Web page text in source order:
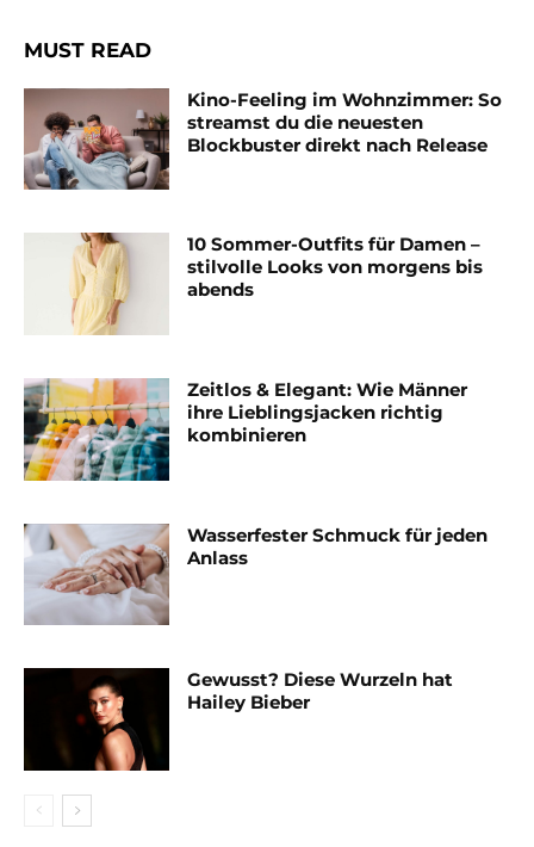
MUST READ
Kino-Feeling im Wohnzimmer: So
streamst du die neuesten
Blockbuster direkt nach Release
10 Sommer-Outfits für Damen –
stilvolle Looks von morgens bis
abends
Zeitlos & Elegant: Wie Männer
ihre Lieblingsjacken richtig
kombinieren
Wasserfester Schmuck für jeden
Anlass
Gewusst? Diese Wurzeln hat
Hailey Bieber